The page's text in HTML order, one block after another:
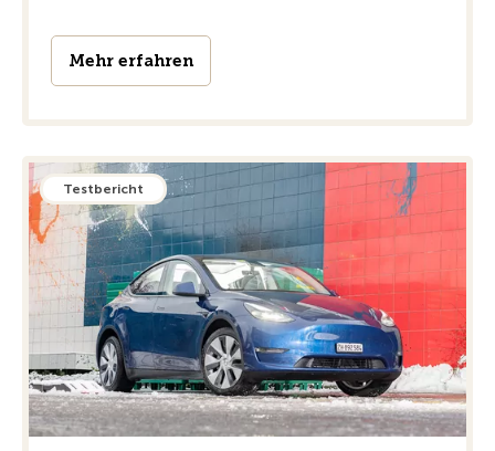
Mehr erfahren
Testbericht